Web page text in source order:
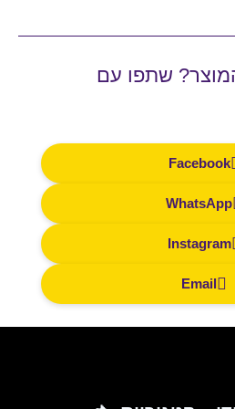
שתפו עם
Facebook
WhatsApp
Instagram
Email